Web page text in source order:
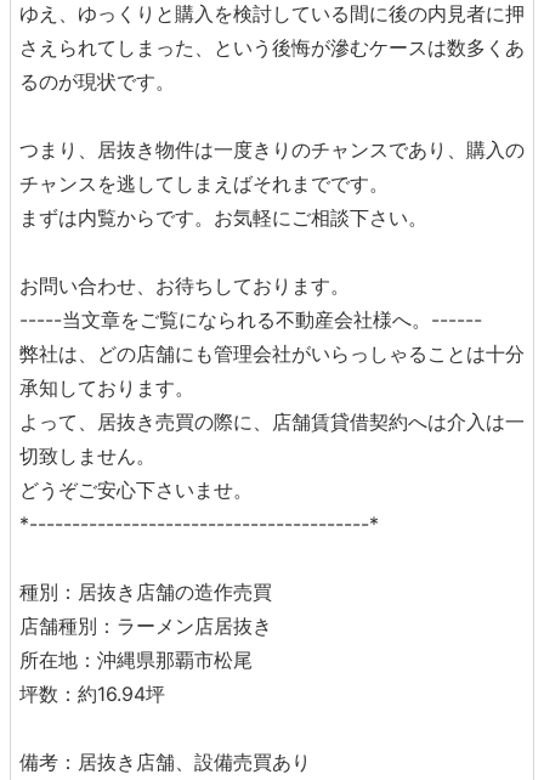
ゆえ、ゆっくりと購入を検討している間に後の内見者に押
さえられてしまった、という後悔が滲むケースは数多くあ
るのが現状です。
つまり、居抜き物件は一度きりのチャンスであり、購入の
チャンスを逃してしまえばそれまでです。
まずは内覧からです。お気軽にご相談下さい。
お問い合わせ、お待ちしております。
-----当文章をご覧になられる不動産会社様へ。------
弊社は、どの店舗にも管理会社がいらっしゃることは十分
承知しております。
よって、居抜き売買の際に、店舗賃貸借契約へは介入は一
切致しません。
どうぞご安心下さいませ。
*----------------------------------------*
種別：居抜き店舗の造作売買
店舗種別：ラーメン店居抜き
所在地：沖縄県那覇市松尾
坪数：約16.94坪
備考：居抜き店舗、設備売買あり